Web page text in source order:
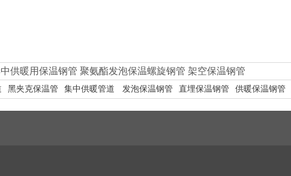
供暖用保温钢管 聚氨酯发泡保温螺旋钢管 架空保温钢管
黑夹克保温管 集中供暖管道 发泡保温钢管 直埋保温钢管 供暖保温钢管